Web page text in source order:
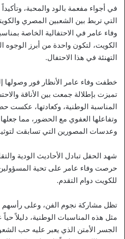
في أجواء مفعمة بالود والمحبة،
التي تربط بين الشعبين المصري
وفاء عامر في الاحتفالية الخاصة
الكويت، لتكون واحدة من أبرز
التهنئة في هذا الاحتفال.
خطفت وفاء عامر الأنظار فور وصولها
تميزت بإطلالة جمعت بين الأناقة
المناسبة الوطنية، وكعادتها، عكست
وتفاعلها العفوي مع الحضور، مما
وعدسات المصورين التي تسابقت
شهد الحفل تبادل الأحاديث الودية
حرصت وفاء عامر على تحية المسؤولين
للكويت دوام التقدم.
تظل مشاركة نجوم الفن، وعلى رأسهم
مثل هذه المناسبات الوطنية، دليلاً
الجسر الأمتن الذي يعبر عليه حب